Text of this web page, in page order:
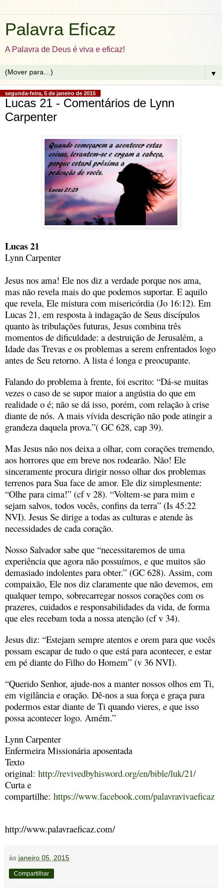
Palavra Eficaz
A Palavra de Deus é viva e eficaz!
▼
segunda-feira, 5 de janeiro de 2015
Lucas 21 - Comentários de Lynn
Carpenter
Lucas 21
Lynn Carpenter
Jesus nos ama! Ele nos diz a verdade porque nos ama,
mas não revela mais do que podemos suportar. E aquilo
que revela, Ele mistura com misericórdia (Jo 16:12). Em
Lucas 21, em resposta à indagação de Seus discípulos
quanto às tribulações futuras, Jesus combina três
momentos de dificuldade: a destruição de Jerusalém, a
Idade das Trevas e os problemas a serem enfrentados logo
antes de Seu retorno. A lista é longa e preocupante.
Falando do problema à frente, foi escrito: “Dá-se muitas
vezes o caso de se supor maior a angústia do que em
realidade o é; não se dá isso, porém, com relação à crise
diante de nós. A mais vívida descrição não pode atingir a
grandeza daquela prova.”( GC 628, cap 39).
Mas Jesus não nos deixa a olhar, com corações tremendo,
aos horrores que em breve nos rodearão. Não! Ele
sinceramente procura dirigir nosso olhar dos problemas
terrenos para Sua face de amor. Ele diz simplesmente:
“Olhe para cima!” (cf v 28). “Voltem-se para mim e
sejam salvos, todos vocês, confins da terra” (Is 45:22
NVI). Jesus Se dirige a todas as culturas e atende às
necessidades de cada coração.
Nosso Salvador sabe que “necessitaremos de uma
experiência que agora não possuímos, e que muitos são
demasiado indolentes para obter.” (GC 628). Assim, com
compaixão, Ele nos diz claramente que não devemos, em
qualquer tempo, sobrecarregar nossos corações com os
prazeres, cuidados e responsabilidades da vida, de forma
que eles recebam toda a nossa atenção (cf v 34).
Jesus diz: “Estejam sempre atentos e orem para que vocês
possam escapar de tudo o que está para acontecer, e estar
em pé diante do Filho do Homem” (v 36 NVI).
“Querido Senhor, ajude-nos a manter nossos olhos em Ti,
em vigilância e oração. Dê-nos a sua força e graça para
podermos estar diante de Ti quando vieres, e que isso
possa acontecer logo. Amém.”
Lynn Carpenter
Enfermeira Missionária aposentada
Texto
original: http://revivedbyhisword.org/en/bible/luk/21/
Curta e
compartilhe: https://www.facebook.com/palavravivaeficaz
http://www.palavraeficaz.com/
às janeiro 05, 2015
Compartilhar